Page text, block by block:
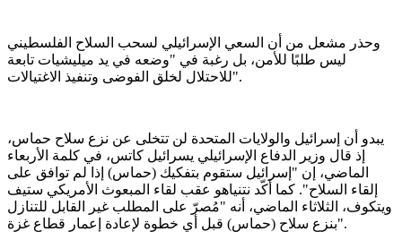
وحذر مشعل من أن السعي الإسرائيلي لسحب السلاح الفلسطيني
ليس طلبًا للأمن، بل رغبة في "وضعه في يد ميليشيات تابعة
للاحتلال لخلق الفوضى وتنفيذ الاغتيالات".
يبدو أن إسرائيل والولايات المتحدة لن تتخلى عن نزع سلاح حماس،
إذ قال وزير الدفاع الإسرائيلي يسرائيل كاتس، في كلمة الأربعاء
الماضي، إن "إسرائيل ستقوم بتفكيك (حماس) إذا لم توافق على
إلقاء السلاح". كما أكّد نتنياهو عقب لقاء المبعوث الأمريكي ستيف
ويتكوف، الثلاثاء الماضي، أنه "مُصرّ على المطلب غير القابل للتنازل
بنزع سلاح (حماس) قبل أي خطوة لإعادة إعمار قطاع غزة".